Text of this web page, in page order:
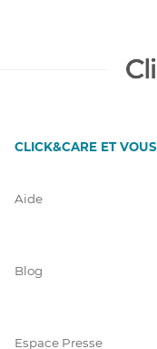
CLICK&CARE ET VOUS
Aide
Blog
Espace Presse